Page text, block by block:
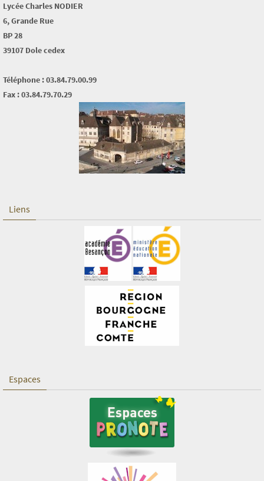
Lycée Charles NODIER
6, Grande Rue
BP 28
39107 Dole cedex
Téléphone : 03.84.79.00.99
Fax : 03.84.79.70.29
Liens
Espaces